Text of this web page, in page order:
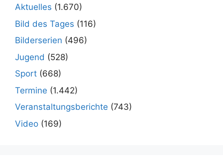
Aktuelles (1.670)
Bild des Tages (116)
Bilderserien (496)
Jugend (528)
Sport (668)
Termine (1.442)
Veranstaltungsberichte (743)
Video (169)